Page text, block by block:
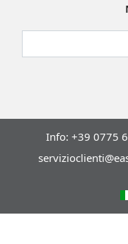
Info: +39 0775